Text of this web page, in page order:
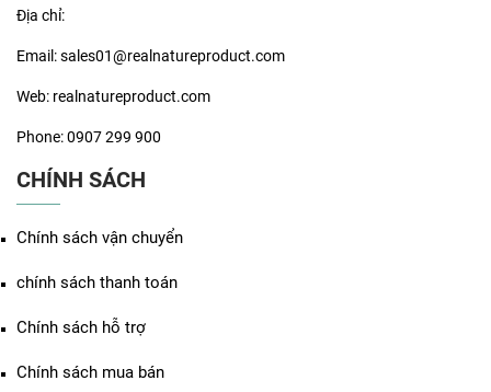
Địa chỉ:
Email: sales01@realnatureproduct.com
Web: realnatureproduct.com
Phone: 0907 299 900
CHÍNH SÁCH
Chính sách vận chuyển
chính sách thanh toán
Chính sách hỗ trợ
Chính sách mua bán